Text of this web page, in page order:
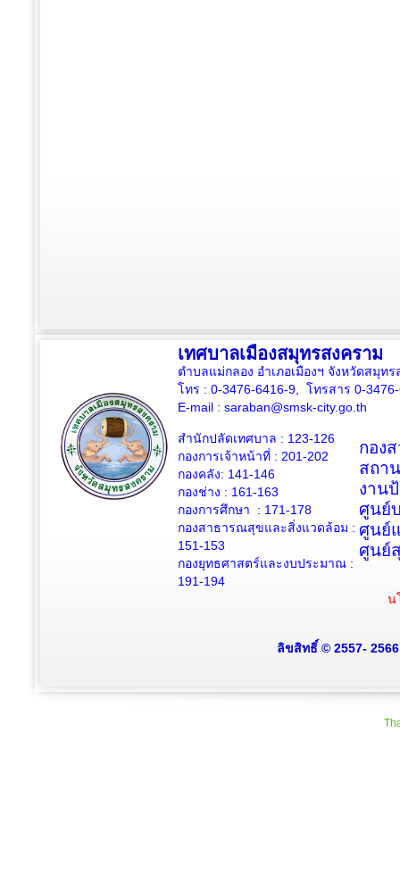
เทศบาลเมืองสมุทรสงคราม
ตำบลแม่กลอง อำเภอเมืองฯ จังหวัดสมุท
โทร : 0-3476-6416-9, โทรสาร 0-
E-mail : saraban@smsk-city.go.th
สำนักปลัดเทศบาล : 123-126
กองการเจ้าหน้าที่ : 201-202
กองคลัง: 141-146
กองช่าง : 161-163
กองการศึกษา : 171-178
กองสาธารณสุขและสิ่งแวดล้อม :
151-153
กองยุทธศาสตร์และงบประมาณ :
191-194
กอง
สถา
งาน
ศูนย์
ศูนย์
ศูนย์
น
ลิขสิทธิ์ © 2557-